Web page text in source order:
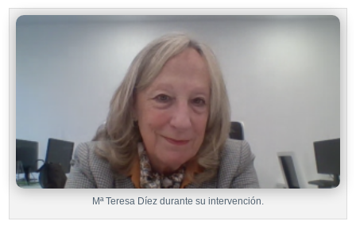
Mª Teresa Díez durante su intervención.